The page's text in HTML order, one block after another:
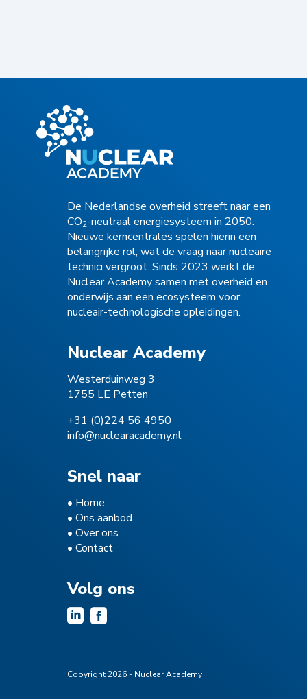
De Nederlandse overheid streeft naar een
CO2-neutraal energiesysteem in 2050.
Nieuwe kerncentrales spelen hierin een
belangrijke rol, wat de vraag naar nucleaire
technici vergroot. Sinds 2023 werkt de
Nuclear Academy samen met overheid en
onderwijs aan een ecosysteem voor
nucleair-technologische opleidingen.
Nuclear Academy
Westerduinweg 3
1755 LE Petten
+31 (0)224 56 4950
info@nuclearacademy.nl
Snel naar
• Home
•Ons aanbod
•Over ons
•Contact
Volg ons
 
Copyright 2026 - Nuclear Academy